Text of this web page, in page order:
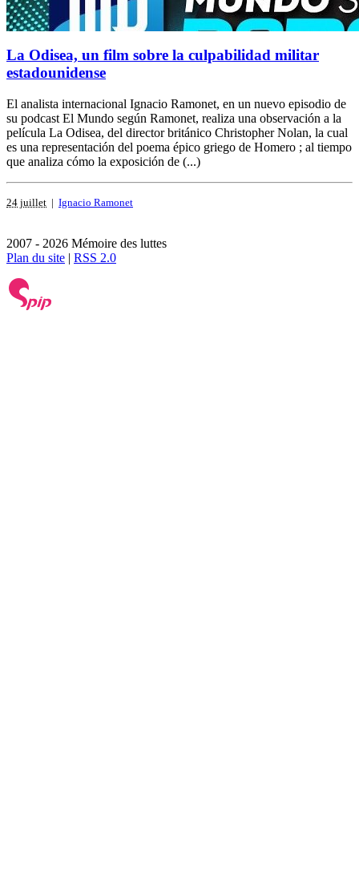
La Odisea, un film sobre la culpabilidad militar
estadounidense
El analista internacional Ignacio Ramonet, en un nuevo episodio de
su podcast El Mundo según Ramonet, realiza una observación a la
película La Odisea, del director británico Christopher Nolan, la cual
es una representación del poema épico griego de Homero ; al tiempo
que analiza cómo la exposición de (...)
24 juillet | Ignacio Ramonet
2007 - 2026 Mémoire des luttes
Plan du site | RSS 2.0